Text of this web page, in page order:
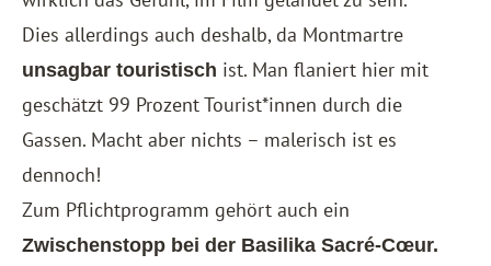
Dies allerdings auch deshalb, da Montmartre
unsagbar touristisch ist. Man flaniert hier mit
geschätzt 99 Prozent Tourist*innen durch die
Gassen. Macht aber nichts – malerisch ist es
dennoch!
Zum Pflichtprogramm gehört auch ein
Zwischenstopp bei der Basilika Sacré-Cœur.